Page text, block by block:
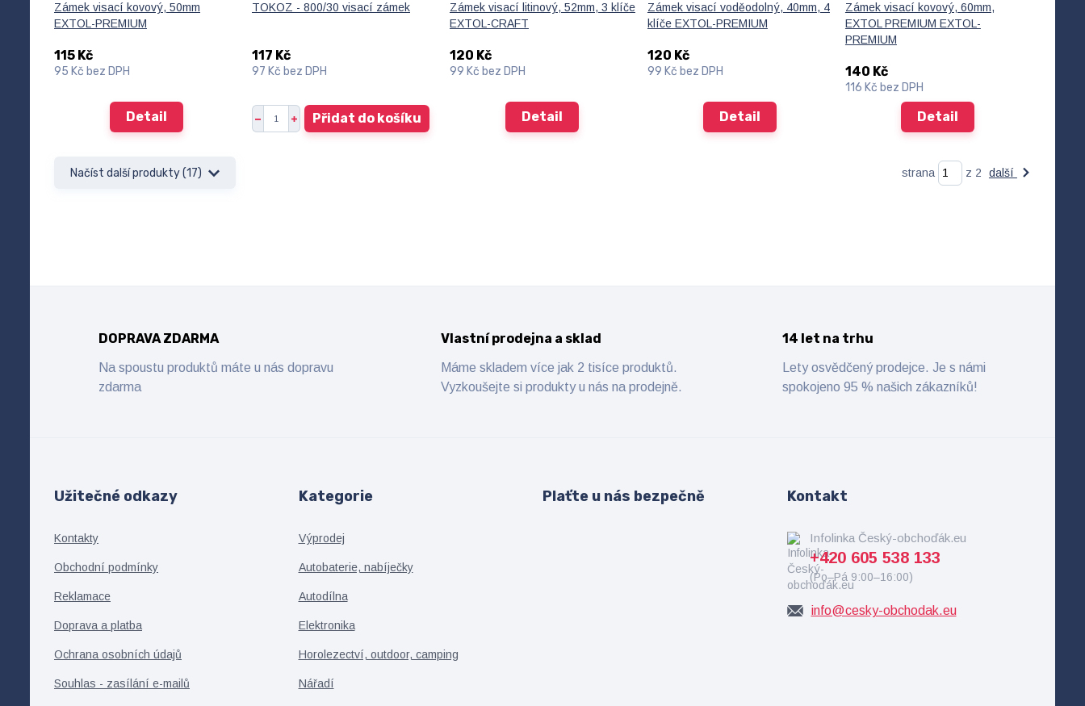
Zámek visací kovový, 50mm
EXTOL-PREMIUM
115 Kč
95 Kč bez DPH
Detail
TOKOZ - 800/30 visací zámek
117 Kč
97 Kč bez DPH
Přidat do košíku
Zámek visací litinový, 52mm, 3 klíče
EXTOL-CRAFT
120 Kč
99 Kč bez DPH
Detail
Zámek visací voděodolný, 40mm, 4
klíče EXTOL-PREMIUM
120 Kč
99 Kč bez DPH
Detail
Zámek visací kovový, 60mm,
EXTOL PREMIUM EXTOL-
PREMIUM
140 Kč
116 Kč bez DPH
Detail
Načíst další produkty (17) strana z 2 další
DOPRAVA ZDARMA
Na spoustu produktů máte u nás dopravu
zdarma
Vlastní prodejna a sklad
Máme skladem více jak 2 tisíce produktů.
Vyzkoušejte si produkty u nás na prodejně.
14 let na trhu
Lety osvědčený prodejce. Je s námi
spokojeno 95 % našich zákazníků!
Užitečné odkazy
Kontakty
Obchodní podmínky
Reklamace
Doprava a platba
Ochrana osobních údajů
Souhlas - zasílání e-mailů
Kategorie
Výprodej
Autobaterie, nabíječky
Autodílna
Elektronika
Horolezectví, outdoor, camping
Nářadí
Plaťte u nás bezpečně Kontakt
Infolinka Český-obchoďák.eu
+420 605 538 133
(Po–Pá 9:00–16:00)
info@cesky-obchodak.eu